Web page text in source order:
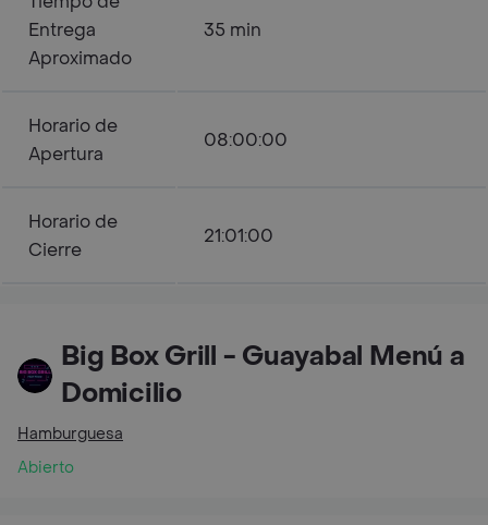
Entrega
Aproximado
35 min
Horario de
Apertura
08:00:00
Horario de
Cierre
21:01:00
Big Box Grill - Guayabal Menú a
Domicilio
Hamburguesa
Abierto